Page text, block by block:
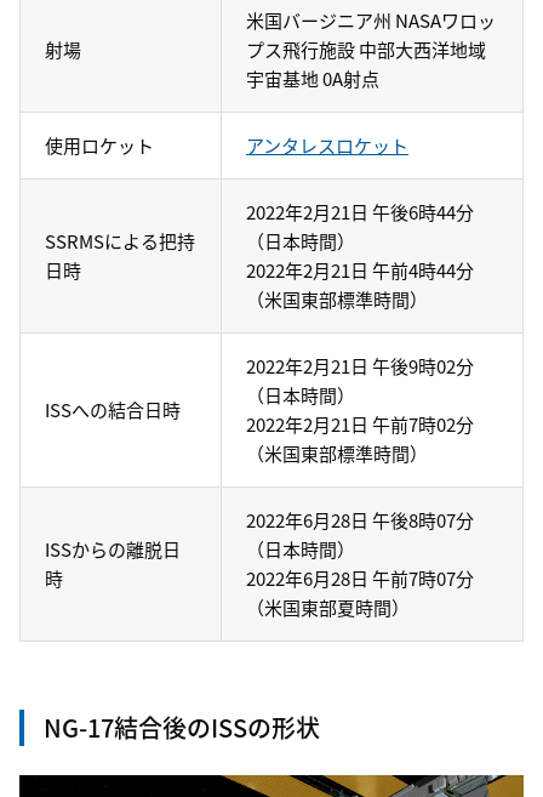
射場
米国バージニア州 NASAワロッ
プス飛行施設 中部大西洋地域
宇宙基地 0A射点
使用ロケット アンタレスロケット
SSRMSによる把持
日時
2022年2月21日 午後6時44分
（日本時間）
2022年2月21日 午前4時44分
（米国東部標準時間）
ISSへの結合日時
2022年2月21日 午後9時02分
（日本時間）
2022年2月21日 午前7時02分
（米国東部標準時間）
ISSからの離脱日
時
2022年6月28日 午後8時07分
（日本時間）
2022年6月28日 午前7時07分
（米国東部夏時間）
NG-17結合後のISSの形状